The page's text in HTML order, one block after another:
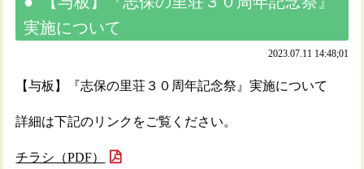
実施について
2023.07.11 14:48;01
【与板】『志保の里荘３０周年記念祭』実施について
詳細は下記のリンクをご覧ください。
チラシ（PDF）